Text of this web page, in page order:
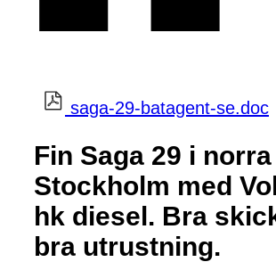
saga-29-batagent-se.doc
Fin Saga 29 i norra
Stockholm med
hk diesel. Bra
bra utrustning.